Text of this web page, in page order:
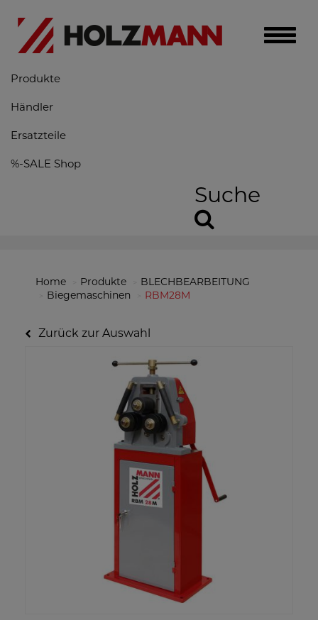
Toggle
Produkte
Händler
Ersatzteile
%-SALE Shop
Suche
Home Produkte
BLECHBEARBEITUNG
Biegemaschinen
RBM28M
Zurück zur Auswahl